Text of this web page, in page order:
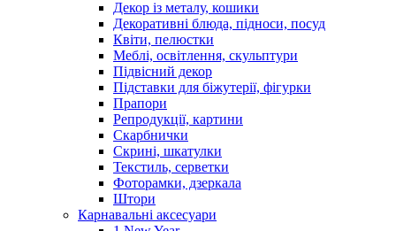
Декор із металу, кошики
Декоративні блюда, підноси, посуд
Квіти, пелюстки
Меблі, освітлення, скульптури
Підвісний декор
Підставки для біжутерії, фігурки
Прапори
Репродукції, картини
Скарбнички
Скрині, шкатулки
Текстиль, серветки
Фоторамки, дзеркала
Штори
Карнавальні аксесуари